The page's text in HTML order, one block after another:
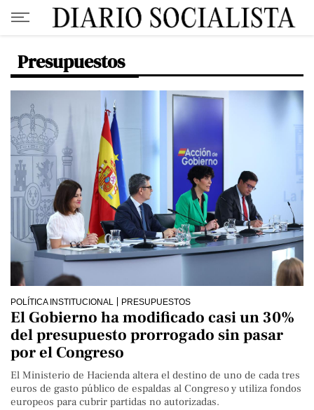
Presupuestos
POLÍTICA INSTITUCIONAL PRESUPUESTOS
El Gobierno ha modificado casi un 30%
del presupuesto prorrogado sin pasar
por el Congreso
El Ministerio de Hacienda altera el destino de uno de cada tres
euros de gasto público de espaldas al Congreso y utiliza fondos
europeos para cubrir partidas no autorizadas.